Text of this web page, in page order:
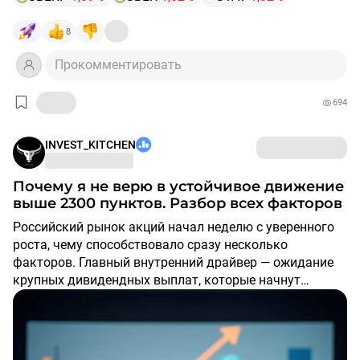
8
Прокомментировать
694
INVEST_KITCHEN
Почему я не верю в устойчивое движение
выше 2300 пунктов. Разбор всех факторов
Российский рынок акций начал неделю с уверенного
роста, чему способствовало сразу несколько
факторов. Главный внутренний драйвер — ожидание
крупных дивидендных выплат, которые начнут
поступать на счета инвесторов в ближайшие дни.
средств будет реинвестирована обратно в акции.
всего за 15 сессий. По итогам 2025 года акционеры
получат по 37,64 рубля на акцию, а всего на выплаты